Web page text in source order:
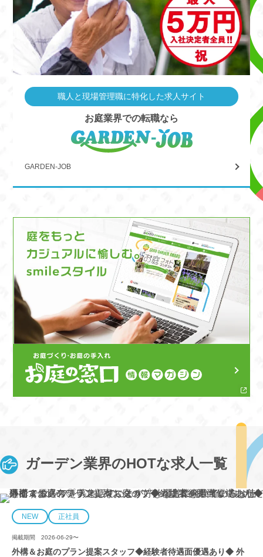
職人と現場管理職に特化した求人サイト
お庭業界での転職なら
GARDEN-JOB
ガーデン業界のHOTな求人一覧
NEW 正社員
掲載期間 2026-06-29〜
外構＆お庭のプラン提案スタッフ◆経験者待遇面優遇あり◆ 外